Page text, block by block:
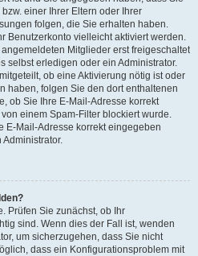
einer Ihrer Eltern oder Ihrer
folgen, die Sie erhalten haben.
Benutzerkonto vielleicht aktiviert werden.
Mitglieder erst freigeschaltet
selbst erledigen oder ein Administrator.
ob eine Aktivierung nötig ist oder
haben, folgen Sie den dort enthaltenen
ob Sie Ihre E-Mail-Adresse korrekt
einem Spam-Filter blockiert wurde.
E-Mail-Adresse korrekt eingegeben
Prüfen Sie zunächst, ob Ihr
sind. Wenn dies der Fall ist, wenden
um sicherzugehen, dass Sie nicht
dass ein Konfigurationsproblem mit